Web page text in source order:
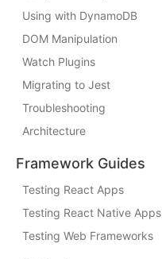
Using with DynamoDB
DOM Manipulation
Watch Plugins
Migrating to Jest
Troubleshooting
Architecture
Framework Guides
Testing React Apps
Testing React Native Apps
Testing Web Frameworks